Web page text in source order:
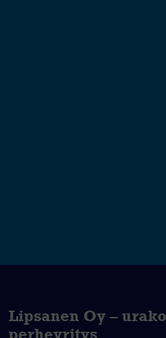
Lipsanen Oy –
perheyritys